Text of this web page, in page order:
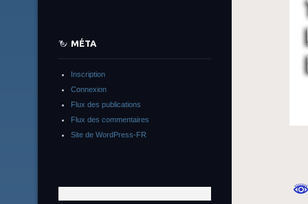
MÉTA
Inscription
Connexion
Flux des publications
Flux des commentaires
Site de WordPress-FR